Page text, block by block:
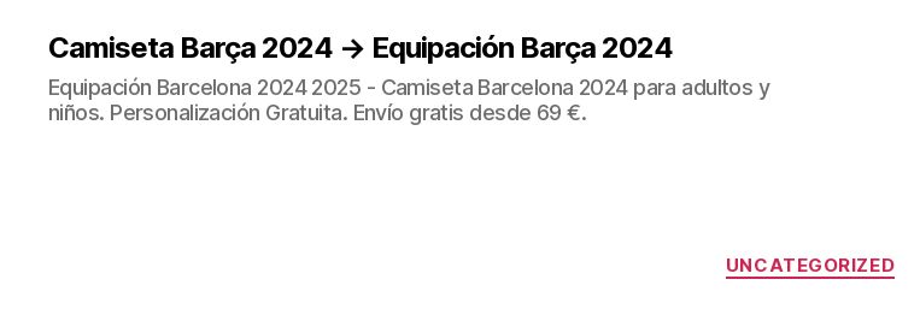
Camiseta Barça 2024 → Equipación Barça 2024
Equipación Barcelona 2024 2025 - Camiseta Barcelona 2024 para adultos y
niños. Personalización Gratuita. Envío gratis desde 69 €.
Categorías
UNCATEGORIZED